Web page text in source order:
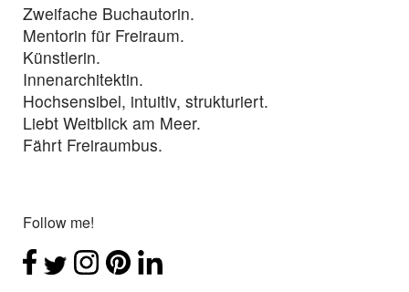
Zweifache Buchautorin.
Mentorin für Freiraum.
Künstlerin.
Innenarchitektin.
Hochsensibel, intuitiv, strukturiert.
Liebt Weitblick am Meer.
Fährt Freiraumbus.
Follow me!